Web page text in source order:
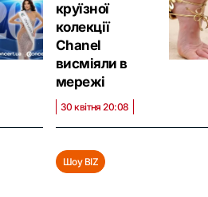
круїзної
колекції
Chanel
висміяли в
мережі
30 квітня 20:08
Шоу BIZ